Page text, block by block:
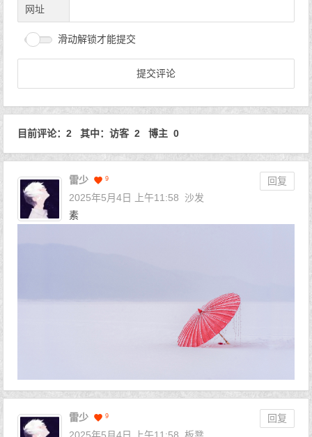
网址
滑动解锁才能提交
目前评论：2 其中：访客 2 博主 0
雷少 9
回复
2025年5月4日 上午11:58
沙发
素
雷少 9
回复